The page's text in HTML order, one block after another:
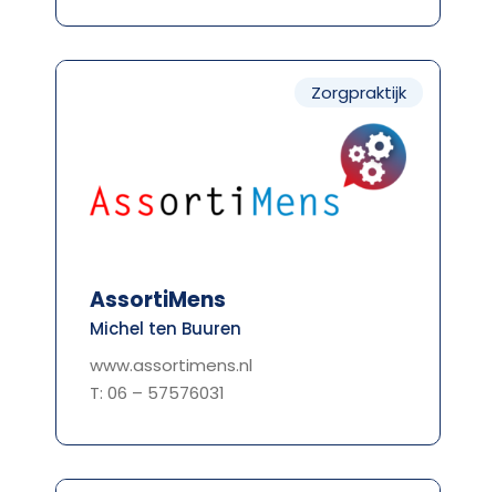
Zorgpraktijk
AssortiMens
Michel ten Buuren
www.assortimens.nl
T: 06 – 57576031